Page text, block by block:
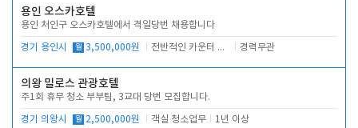
용인 오스카호텔
용인 처인구 오스카호텔에서 격일당번 채용합니다
경기 용인시 월 3,500,000원 전반적인 카운터 업무 경력무관
의왕 밀로스 관광호텔
주1회 휴무 청소 부부팀, 3교대 당번 모집합니다.
경기 의왕시 월 2,500,000원 객실 청소업무 1년 이상